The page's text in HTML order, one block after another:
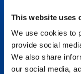
This website uses
We use cookies to
provide social
We also share
our social media,
l’entretien ou
secteur
transport,
proposer la
besoins d’un
sécurité et